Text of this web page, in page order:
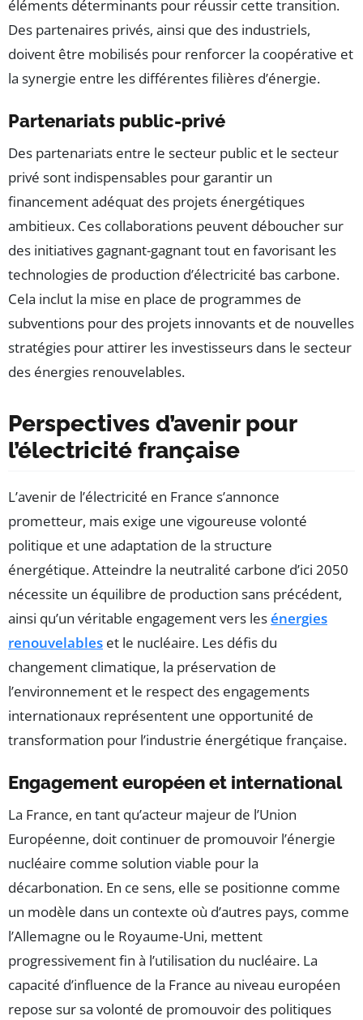
éléments déterminants pour réussir cette transition.
Des partenaires privés, ainsi que des industriels,
doivent être mobilisés pour renforcer la coopérative et
la synergie entre les différentes filières d’énergie.
Partenariats public-privé
Des partenariats entre le secteur public et le secteur
privé sont indispensables pour garantir un
financement adéquat des projets énergétiques
ambitieux. Ces collaborations peuvent déboucher sur
des initiatives gagnant-gagnant tout en favorisant les
technologies de production d’électricité bas carbone.
Cela inclut la mise en place de programmes de
subventions pour des projets innovants et de nouvelles
stratégies pour attirer les investisseurs dans le secteur
des énergies renouvelables.
Perspectives d’avenir pour
l’électricité française
L’avenir de l’électricité en France s’annonce
prometteur, mais exige une vigoureuse volonté
politique et une adaptation de la structure
énergétique. Atteindre la neutralité carbone d’ici 2050
nécessite un équilibre de production sans précédent,
ainsi qu’un véritable engagement vers lesénergies
renouvelables et le nucléaire. Les défis du
changement climatique, la préservation de
l’environnement et le respect des engagements
internationaux représentent une opportunité de
transformation pour l’industrie énergétique française.
Engagement européen et international
La France, en tant qu’acteur majeur de l’Union
Européenne, doit continuer de promouvoir l’énergie
nucléaire comme solution viable pour la
décarbonation. En ce sens, elle se positionne comme
un modèle dans un contexte où d’autres pays, comme
l’Allemagne ou le Royaume-Uni, mettent
progressivement fin à l’utilisation du nucléaire. La
capacité d’influence de la France au niveau européen
repose sur sa volonté de promouvoir des politiques